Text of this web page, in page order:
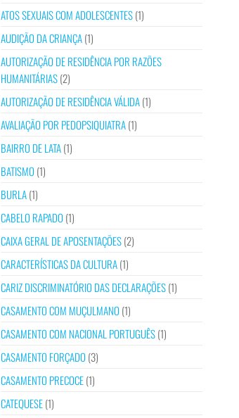
ATOS SEXUAIS COM ADOLESCENTES(1)
AUDIÇÃO DA CRIANÇA(1)
AUTORIZAÇÃO DE RESIDÊNCIA POR RAZÕES
HUMANITÁRIAS(2)
AUTORIZAÇÃO DE RESIDÊNCIA VÁLIDA(1)
AVALIAÇÃO POR PEDOPSIQUIATRA(1)
BAIRRO DE LATA(1)
BATISMO (1)
BURLA(1)
CABELO RAPADO (1)
CAIXA GERAL DE APOSENTAÇÕES(2)
CARACTERÍSTICAS DA CULTURA(1)
CARIZ DISCRIMINATÓRIO DAS DECLARAÇÕES(1)
CASAMENTO COM MUÇULMANO (1)
CASAMENTO COM NACIONAL PORTUGUÊS(1)
CASAMENTO FORÇADO (3)
CASAMENTO PRECOCE(1)
CATEQUESE(1)